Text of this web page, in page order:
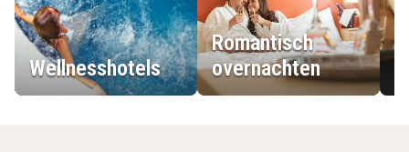
Wellnesshotels
Romantisch
overnachten